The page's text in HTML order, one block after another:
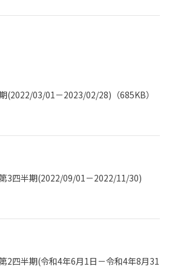
(2022/03/01－2023/02/28)（685KB）
3四半期(2022/09/01－2022/11/30)
2四半期(令和4年6月1日－令和4年8月31